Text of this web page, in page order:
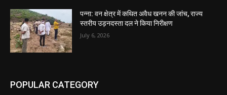
पन्ना: वन क्षेत्र में कथित अवैध खनन की जांच, राज्य
स्तरीय उड़नदस्ता दल ने किया निरीक्षण
July 6, 2026
POPULAR CATEGORY